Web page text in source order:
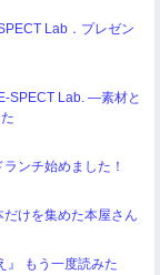
Lab．プレゼン
SPECT Lab. ―素材と
ンチ始めました！
だけを集めた本屋さん
』 もう一度読みた